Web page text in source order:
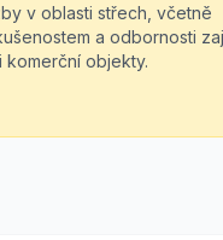
v oblasti střech, včetně
a odbornosti
objekty.